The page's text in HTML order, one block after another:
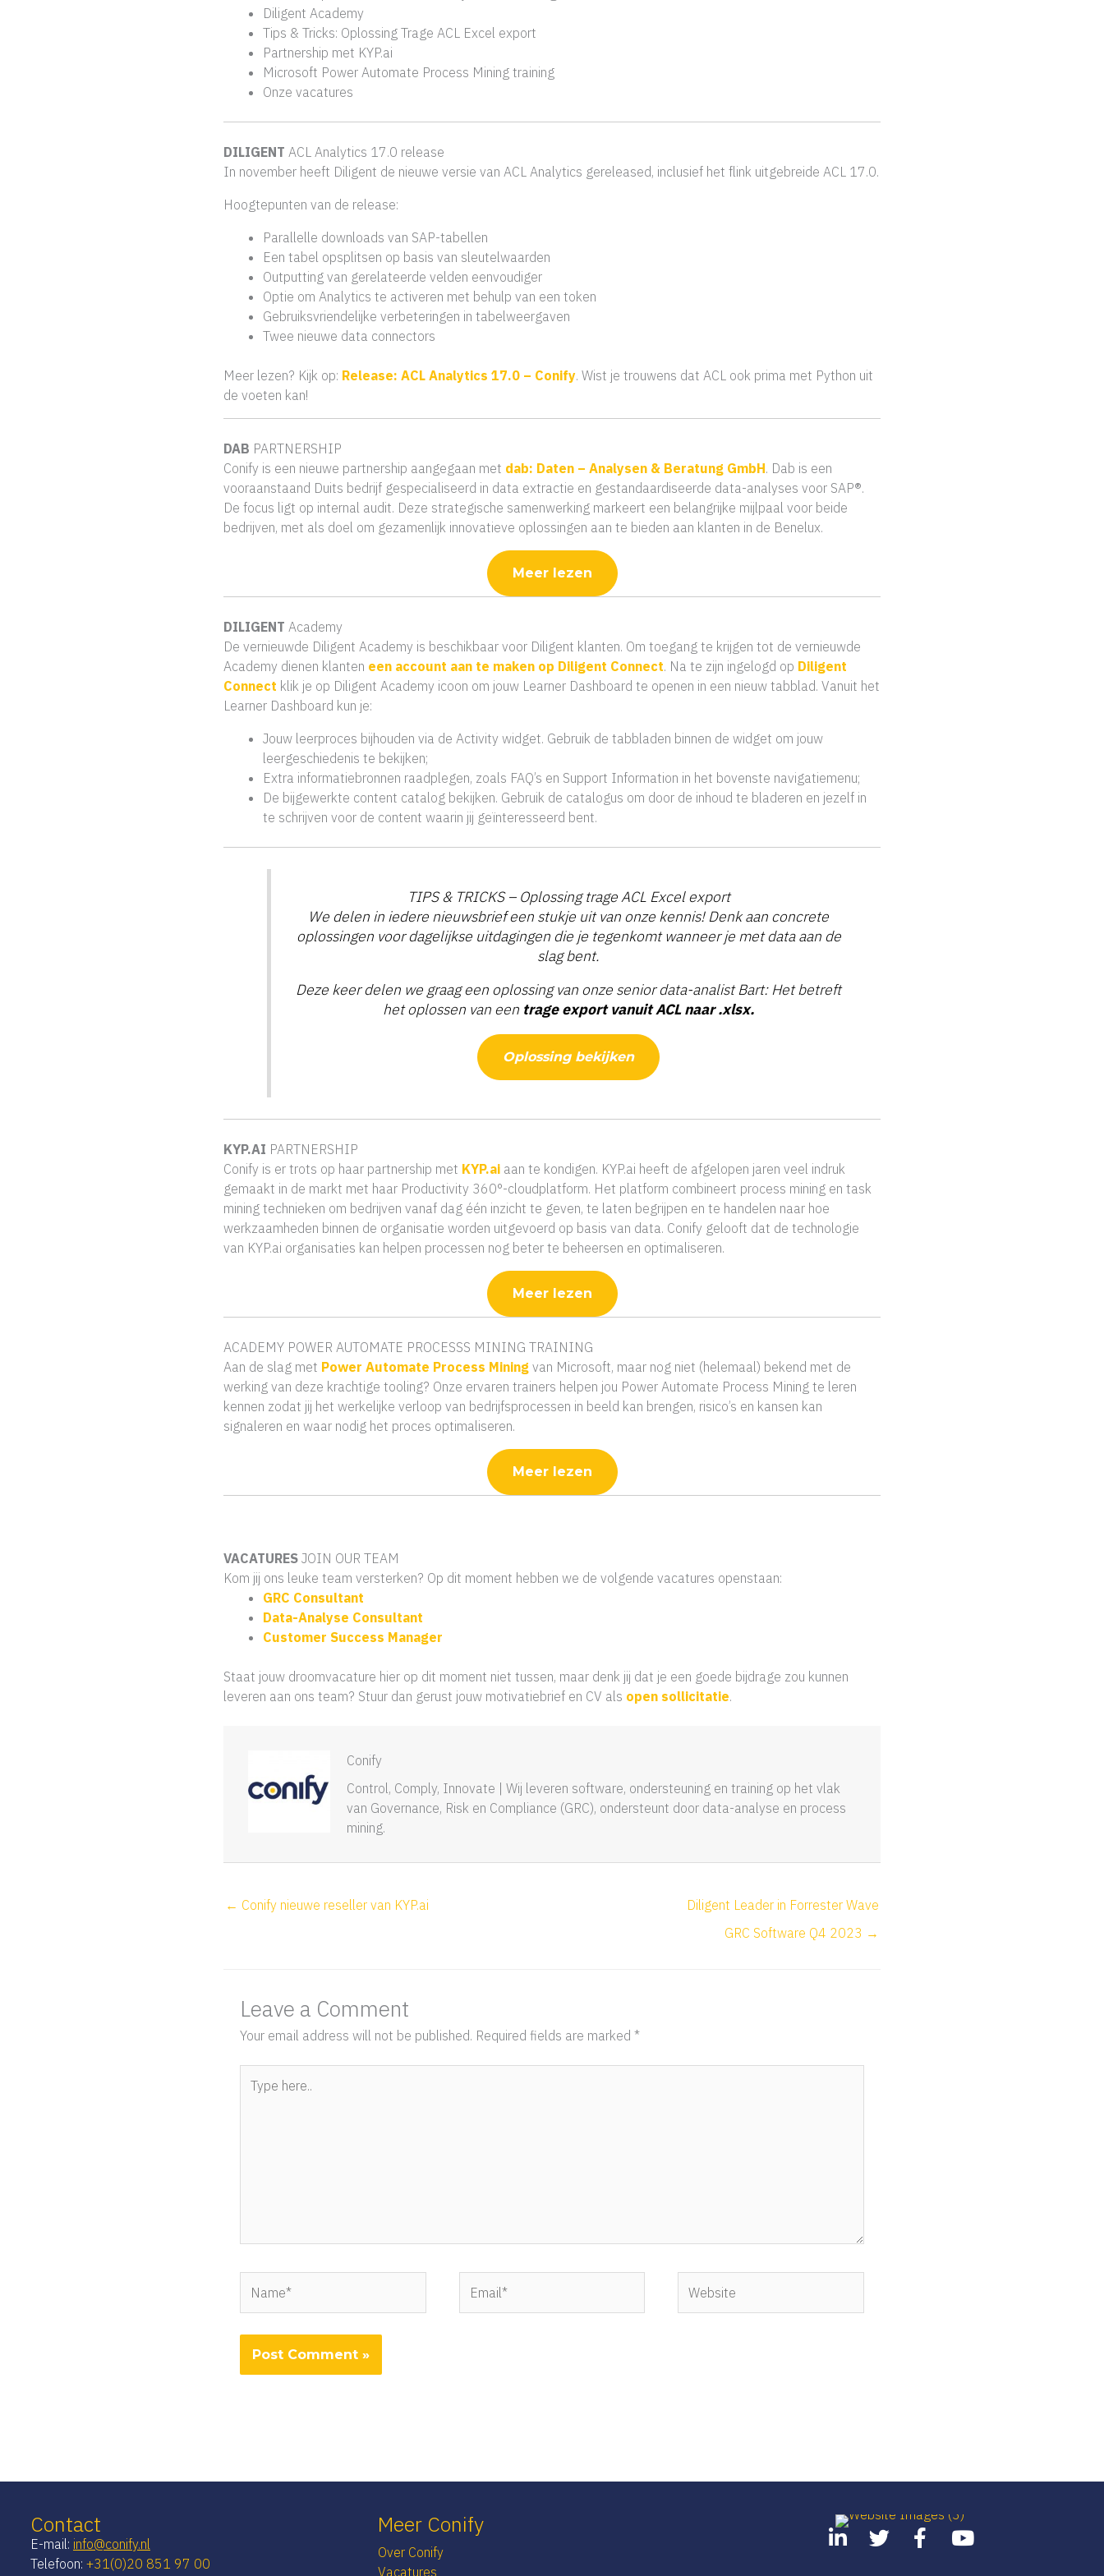
Diligent Academy
Tips & Tricks: Oplossing Trage ACL Excel export
Partnership met KYP.ai
Microsoft Power Automate Process Mining training
Onze vacatures
DILIGENT ACL Analytics 17.0 release
In november heeft Diligent de nieuwe versie van ACL Analytics gereleased, inclusief het flink uitgebreide ACL 17.0.
Hoogtepunten van de release:
Parallelle downloads van SAP-tabellen
Een tabel opsplitsen op basis van sleutelwaarden
Outputting van gerelateerde velden eenvoudiger
Optie om Analytics te activeren met behulp van een token
Gebruiksvriendelijke verbeteringen in tabelweergaven
Twee nieuwe data connectors
Meer lezen? Kijk op: Release: ACL Analytics 17.0 – Conify. Wist je trouwens dat ACL ook prima met Python uit
de voeten kan!
DAB PARTNERSHIP
Conify is een nieuwe partnership aangegaan met dab: Daten – Analysen & Beratung GmbH. Dab is een
vooraanstaand Duits bedrijf gespecialiseerd in data extractie en gestandaardiseerde data-analyses voor SAP®.
De focus ligt op internal audit. Deze strategische samenwerking markeert een belangrijke mijlpaal voor beide
bedrijven, met als doel om gezamenlijk innovatieve oplossingen aan te bieden aan klanten in de Benelux.
Meer lezen
DILIGENT Academy
De vernieuwde Diligent Academy is beschikbaar voor Diligent klanten. Om toegang te krijgen tot de vernieuwde
Academy dienen klanten een account aan te maken op Diligent Connect. Na te zijn ingelogd op Diligent
Connect klik je op Diligent Academy icoon om jouw Learner Dashboard te openen in een nieuw tabblad. Vanuit het
Learner Dashboard kun je:
Jouw leerproces bijhouden via de Activity widget. Gebruik de tabbladen binnen de widget om jouw
leergeschiedenis te bekijken;
Extra informatiebronnen raadplegen, zoals FAQ’s en Support Information in het bovenste navigatiemenu;
De bijgewerkte content catalog bekijken. Gebruik de catalogus om door de inhoud te bladeren en jezelf in
te schrijven voor de content waarin jij geïnteresseerd bent.
TIPS & TRICKS – Oplossing trage ACL Excel export
We delen in iedere nieuwsbrief een stukje uit van onze kennis! Denk aan concrete
oplossingen voor dagelijkse uitdagingen die je tegenkomt wanneer je met data aan de
slag bent.
Deze keer delen we graag een oplossing van onze senior data-analist Bart: Het betreft
het oplossen van een trage export vanuit ACL naar .xlsx.
Oplossing bekijken
KYP.AI PARTNERSHIP
Conify is er trots op haar partnership met KYP.ai aan te kondigen. KYP.ai heeft de afgelopen jaren veel indruk
gemaakt in de markt met haar Productivity 360°-cloudplatform. Het platform combineert process mining en task
mining technieken om bedrijven vanaf dag één inzicht te geven, te laten begrijpen en te handelen naar hoe
werkzaamheden binnen de organisatie worden uitgevoerd op basis van data. Conify gelooft dat de technologie
van KYP.ai organisaties kan helpen processen nog beter te beheersen en optimaliseren.
Meer lezen
ACADEMY POWER AUTOMATE PROCESSS MINING TRAINING
Aan de slag met Power Automate Process Mining van Microsoft, maar nog niet (helemaal) bekend met de
werking van deze krachtige tooling? Onze ervaren trainers helpen jou Power Automate Process Mining te leren
kennen zodat jij het werkelijke verloop van bedrijfsprocessen in beeld kan brengen, risico’s en kansen kan
signaleren en waar nodig het proces optimaliseren.
Meer lezen
VACATURES JOIN OUR TEAM
Kom jij ons leuke team versterken? Op dit moment hebben we de volgende vacatures openstaan:
GRC Consultant
Data-Analyse Consultant
Customer Success Manager
Staat jouw droomvacature hier op dit moment niet tussen, maar denk jij dat je een goede bijdrage zou kunnen
leveren aan ons team? Stuur dan gerust jouw motivatiebrief en CV als open sollicitatie.
Conify
Control, Comply, Innovate | Wij leveren software, ondersteuning en training op het vlak
van Governance, Risk en Compliance (GRC), ondersteunt door data-analyse en process
mining.
← Conify nieuwe reseller van KYP.ai
Diligent Leader in Forrester Wave
GRC Software Q4 2023 →
Leave a Comment
Your email address will not be published. Required fields are marked *
here..
Contact
E-mail: info@conify.nl
Telefoon: +31(0)20 851 97 00
Meer Conify
Over Conify
Vacatures